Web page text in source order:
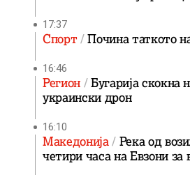
17:37
Спорт Почина таткото
16:46
Регион
Бугарија скокна
украински дрон
16:10
Македонија Река од
четири часа на Евзони за